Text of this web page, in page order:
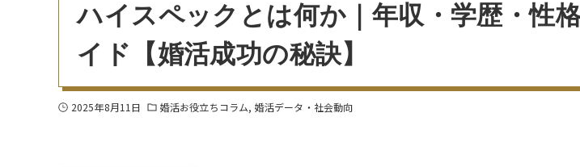
ハイスペックとは何か｜年収・学歴・性
イド【婚活成功の秘訣】
2025年8月11日 婚活お役立ちコラム 婚活データ・社会動向